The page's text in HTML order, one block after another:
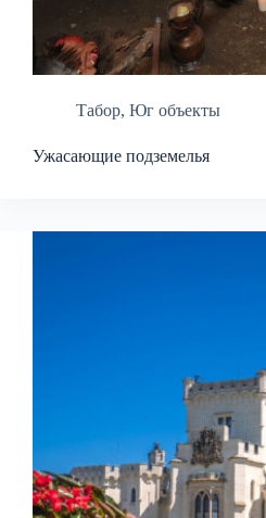
Табор, Юг объекты
Ужасающие подземелья